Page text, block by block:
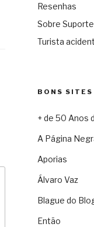
Resenhas
Sobre
Turista
BONS SITES
+ de 50 Anos
A Página
Aporias
Álvaro Vaz
Blague do
Então